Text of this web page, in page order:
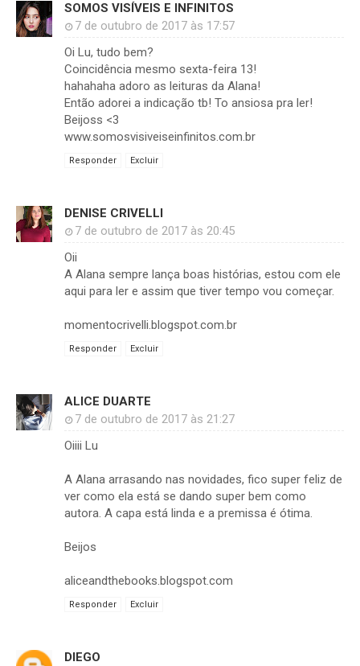
SOMOS VISÍVEIS E INFINITOS
7 de outubro de 2017 às 17:57
Oi Lu, tudo bem?
Coincidência mesmo sexta-feira 13!
hahahaha adoro as leituras da Alana!
Então adorei a indicação tb! To ansiosa pra ler!
Beijoss <3
www.somosvisiveiseinfinitos.com.br
Responder Excluir
DENISE CRIVELLI
7 de outubro de 2017 às 20:45
Oii
A Alana sempre lança boas histórias, estou com ele
aqui para ler e assim que tiver tempo vou começar.
momentocrivelli.blogspot.com.br
Responder Excluir
ALICE DUARTE
7 de outubro de 2017 às 21:27
Oiiii Lu
A Alana arrasando nas novidades, fico super feliz de
ver como ela está se dando super bem como
autora. A capa está linda e a premissa é ótima.
Beijos
aliceandthebooks.blogspot.com
Responder Excluir
DIEGO